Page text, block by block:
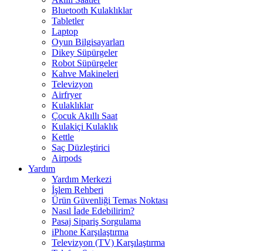
Bluetooth Kulaklıklar
Tabletler
Laptop
Oyun Bilgisayarları
Dikey Süpürgeler
Robot Süpürgeler
Kahve Makineleri
Televizyon
Airfryer
Kulaklıklar
Çocuk Akıllı Saat
Kulakiçi Kulaklık
Kettle
Saç Düzleştirici
Airpods
Yardım
Yardım Merkezi
İşlem Rehberi
Ürün Güvenliği Temas Noktası
Nasıl İade Edebilirim?
Pasaj Sipariş Sorgulama
iPhone Karşılaştırma
Televizyon (TV) Karşılaştırma